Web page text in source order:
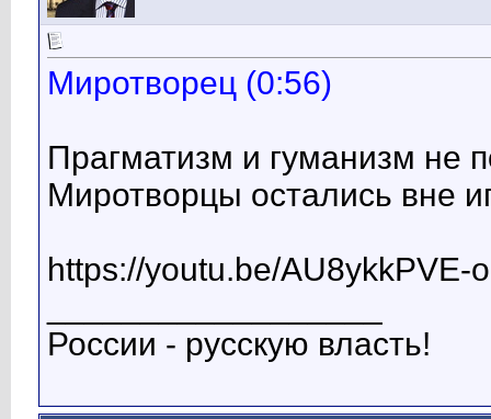
Миротворец (0:56)
Прагматизм и гуманизм не
Миротворцы остались вне
https://youtu.be/AU8ykkPVE-o
России - русскую власть!